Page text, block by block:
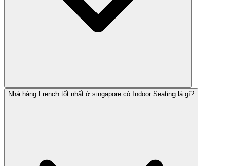
Nhà hàng French tốt nhất ở singapore có Indoor Seating là gì?